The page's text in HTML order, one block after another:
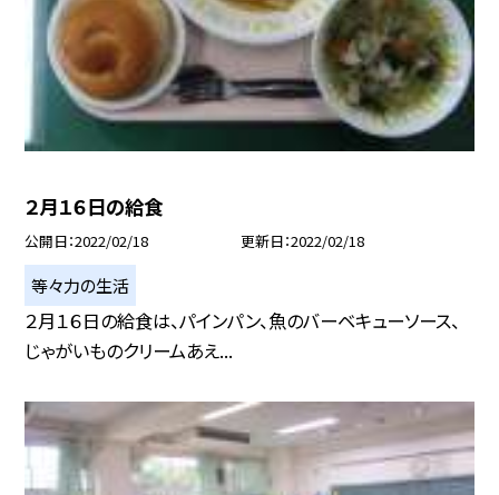
２月１６日の給食
公開日 2022/02/18 更新日 2022/02/18
等々力の生活
２月１６日の給食は、パインパン、魚のバーベキューソース、
じゃがいものクリームあえ...